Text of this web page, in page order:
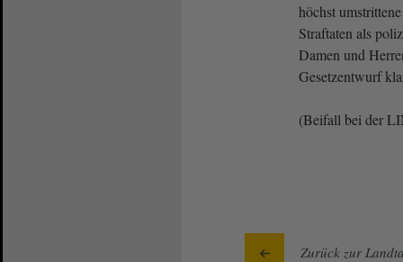
höchst
Straftaten als
Damen und
Gesetzentwurf
(Beifall bei der
Zurück zur